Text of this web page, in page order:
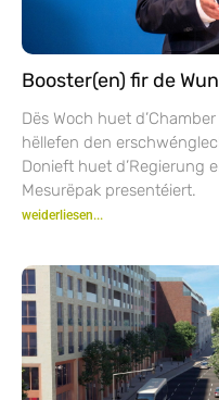
Booster(en) fir de
Dës Woch huet
hëllefen den
Donieft huet d’Regierung
Mesurëpak presentéiert.
weiderliesen...